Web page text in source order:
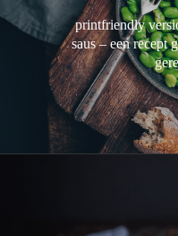
printfriendly
saus – een recept